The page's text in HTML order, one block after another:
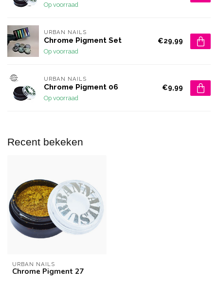
Op voorraad
URBAN NAILS
Chrome Pigment Set
Op voorraad
€29,99
URBAN NAILS
Chrome Pigment 06
Op voorraad
€9,99
Recent bekeken
URBAN NAILS
Chrome Pigment 27